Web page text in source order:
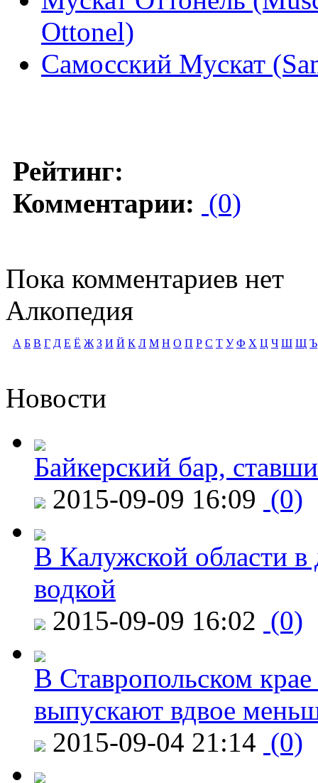
Ottonel)
Самосский Мускат
Рейтинг:
Комментарии: (0)
Пока комментариев нет
Алкопедия
А Б В Г Д Е Ё Ж З И Й К Л М Н О П Р С Т У Ф Х Ц Ч Ш Щ Ъ
Новости
Байкерский бар,
2015-09-09 16:09 (0)
В Калужской области в
водкой
2015-09-09 16:02 (0)
В Ставропольском
выпускают вдвое
2015-09-04 21:14 (0)